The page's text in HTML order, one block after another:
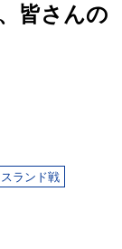
皆さんの
ランド戦